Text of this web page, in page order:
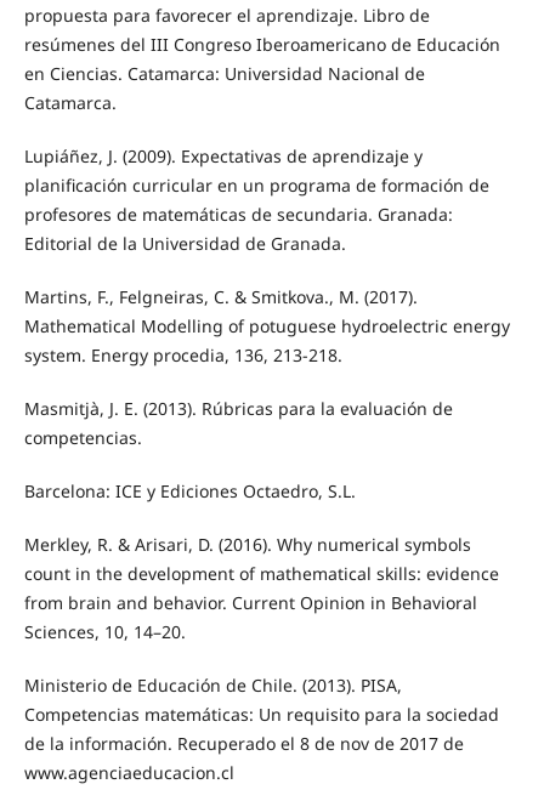
propuesta para favorecer el aprendizaje. Libro de
resúmenes del III Congreso Iberoamericano de Educación
en Ciencias. Catamarca: Universidad Nacional de
Catamarca.
Lupiáñez, J. (2009). Expectativas de aprendizaje y
planificación curricular en un programa de formación de
profesores de matemáticas de secundaria. Granada:
Editorial de la Universidad de Granada.
Martins, F., Felgneiras, C. & Smitkova., M. (2017).
Mathematical Modelling of potuguese hydroelectric energy
system. Energy procedia, 136, 213-218.
Masmitjà, J. E. (2013). Rúbricas para la evaluación de
competencias.
Barcelona: ICE y Ediciones Octaedro, S.L.
Merkley, R. & Arisari, D. (2016). Why numerical symbols
count in the development of mathematical skills: evidence
from brain and behavior. Current Opinion in Behavioral
Sciences, 10, 14–20.
Ministerio de Educación de Chile. (2013). PISA,
Competencias matemáticas: Un requisito para la sociedad
de la información. Recuperado el 8 de nov de 2017 de
www.agenciaeducacion.cl